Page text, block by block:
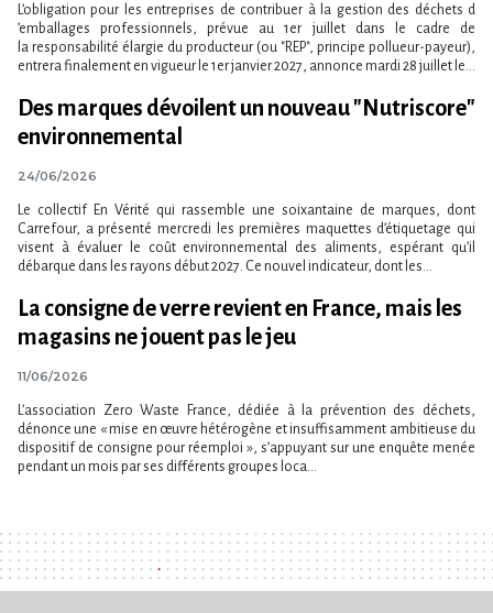
L​‌’obligation pour les entreprises de contribuer à la gestion des déchets d​
‌’emballages professionnels, prévue au 1er juillet dans le cadre de
la responsabilité élargie du producteur (ou "REP", principe pollueur-payeur),
entrera finalement en vigueur le 1er janvier 2027, annonce mardi 28 juillet le...
Des marques dévoilent un nouveau "Nutriscore"
environnemental
24/06/2026
Le collectif En Vérité qui rassemble une soixantaine de marques, dont
Carrefour, a présenté mercredi les premières maquettes d​‌’étiquetage qui
visent à évaluer le coût environnemental des aliments, espérant qu​‌’il
débarque dans les rayons début 2027. Ce nouvel indicateur, dont les...
La consigne de verre revient en France, mais les
magasins ne jouent pas le jeu
11/06/2026
L’association Zero Waste France, dédiée à la prévention des déchets,
dénonce une « mise en œuvre hétérogène et insuffisamment ambitieuse du
dispositif de consigne pour réemploi », s’appuyant sur une enquête menée
pendant un mois par ses différents groupes loca...